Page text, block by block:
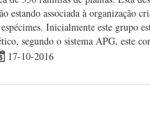
estando associada à organização
Inicialmente este
segundo o sistema APG, este
17-10-2016